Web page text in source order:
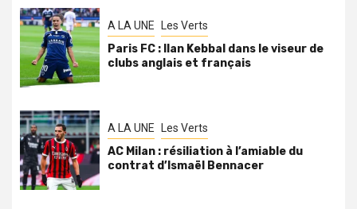
A LA UNE Les Verts
Paris FC : Ilan Kebbal dans le viseur de
clubs anglais et français
A LA UNE Les Verts
AC Milan : résiliation à l’amiable du
contrat d’Ismaël Bennacer